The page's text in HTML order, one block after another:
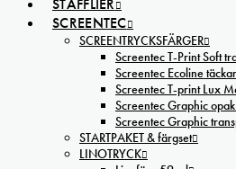
STAFFLIER
SCREENTEC
SCREENTRYCKSFÄRGER
Screentec T-Print Soft
Screentec Ecoline
Screentec T-print Lux
Screentec Graphic
Screentec Graphic
STARTPAKET & färgset
LINOTRYCK